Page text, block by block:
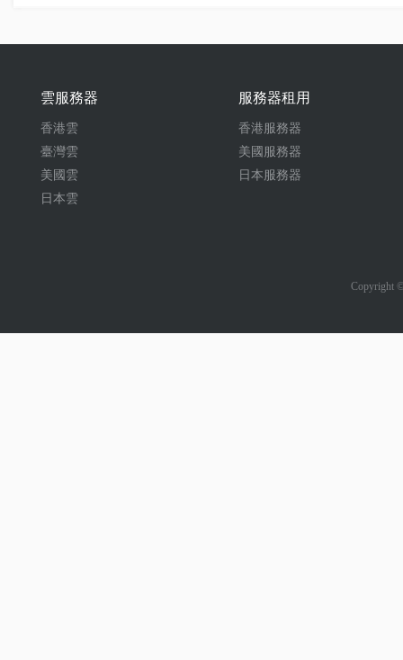
雲服務器
香港雲
臺灣雲
美國雲
日本雲
服務器租用
香港服務器
美國服務器
日本服務器
Copyright